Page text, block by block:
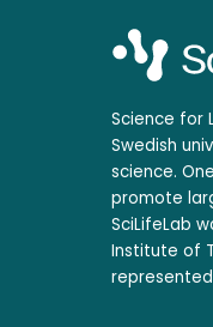
Science for
Swedish
science.
promote
SciLifeLab
Institute of